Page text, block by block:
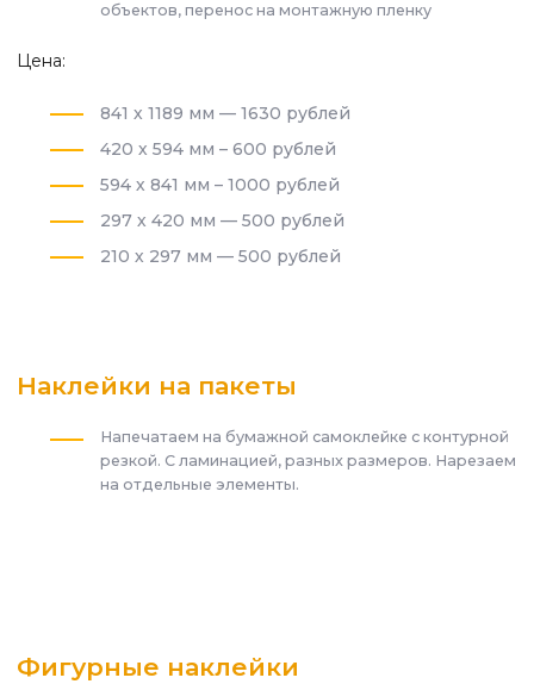
объектов, перенос на монтажную пленку
Цена:
841 х 1189 мм — 1630 рублей
420 х 594 мм – 600 рублей
594 х 841 мм – 1000 рублей
297 х 420 мм — 500 рублей
210 х 297 мм — 500 рублей
Наклейки на пакеты
Напечатаем на бумажной самоклейке с контурной
резкой. С ламинацией, разных размеров. Нарезаем
на отдельные элементы.
Фигурные наклейки